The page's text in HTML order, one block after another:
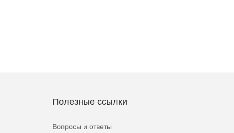
Полезные ссылки
Вопросы и ответы